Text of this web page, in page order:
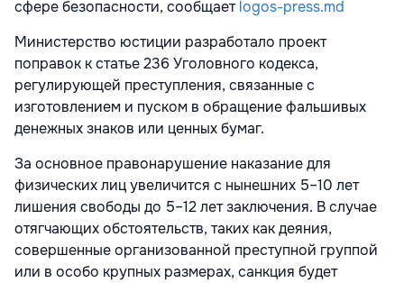
сфере безопасности, сообщаетlogos-press.md
Министерство юстиции разработало проект
поправок к статье 236 Уголовного кодекса,
регулирующей преступления, связанные с
изготовлением и пуском в обращение фальшивых
денежных знаков или ценных бумаг.
За основное правонарушение наказание для
физических лиц увеличится с нынешних 5–10 лет
лишения свободы до 5–12 лет заключения. В случае
отягчающих обстоятельств, таких как деяния,
совершенные организованной преступной группой
или в особо крупных размерах, санкция будет